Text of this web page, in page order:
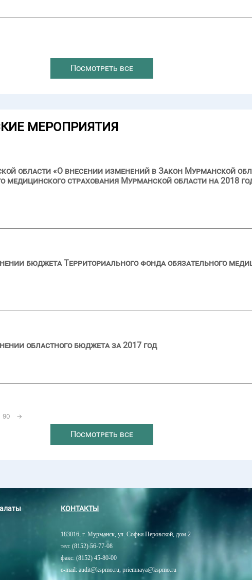
Посмотреть все
МЕРОПРИЯТИЯ
области «О внесении изменений в Закон Мурманской
медицинского страхования Мурманской области на 2018
бюджета Территориального фонда обязательного
областного бюджета за 2017 год
90 →
Посмотреть все
КОНТАКТЫ
183016, г. Мурманск, ул. Софьи Перовской, дом 2
тел: (8152) 56-77-08
факс: (8152) 45-80-00
e-mail: audit@kspmo.ru, priemnaya@kspmo.ru